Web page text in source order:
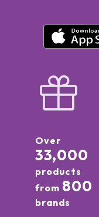
Over
33,000
products
from 800
brands